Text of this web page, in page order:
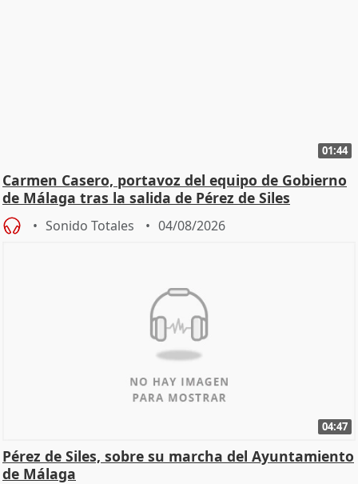
01:44
Carmen Casero, portavoz del equipo de Gobierno
de Málaga tras la salida de Pérez de Siles
Sonido Totales 04/08/2026
04:47
Pérez de Siles, sobre su marcha del Ayuntamiento
de Málaga